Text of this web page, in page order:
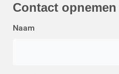
Contact opnemen
Naam